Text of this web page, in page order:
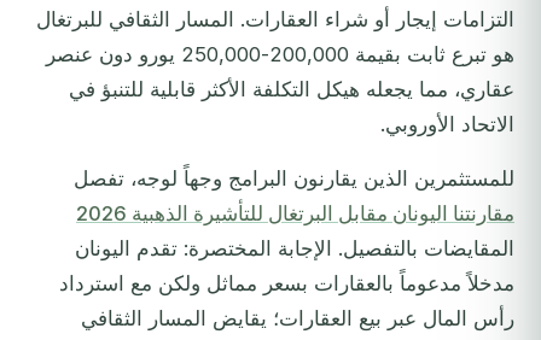
التزامات إيجار أو شراء العقارات. المسار الثقافي للبرتغال
هو تبرع ثابت بقيمة 200,000-250,000 يورو دون عنصر
عقاري، مما يجعله هيكل التكلفة الأكثر قابلية للتنبؤ في
الاتحاد الأوروبي.
للمستثمرين الذين يقارنون البرامج وجهاً لوجه، تفصل
مقارنتنا اليونان مقابل البرتغال للتأشيرة الذهبية 2026
المقايضات بالتفصيل. الإجابة المختصرة: تقدم اليونان
مدخلاً مدعوماً بالعقارات بسعر مماثل ولكن مع استرداد
رأس المال عبر بيع العقارات؛ يقايض المسار الثقافي